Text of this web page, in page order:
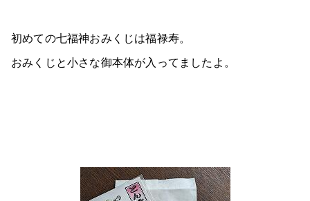
初めての七福神おみくじは福禄寿。
おみくじと小さな御本体が入ってましたよ。